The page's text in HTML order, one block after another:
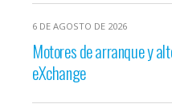
6 DE AGOSTO DE 2026
Motores de arranque y
eXchange